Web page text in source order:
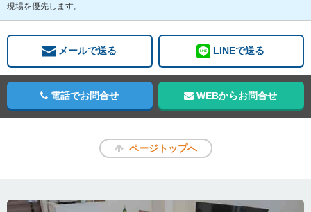
現場を優先します。
メールで送る LINEで送る
電話でお問合せ WEBからお問合せ
ページトップへ